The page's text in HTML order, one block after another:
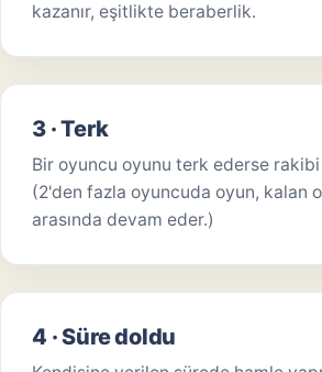
kazanır, eşitlikte beraberlik.
3 · Terk
Bir oyuncu oyunu terk ederse
(2'den fazla oyuncuda oyun, kalan
arasında devam eder.)
4 · Süre doldu